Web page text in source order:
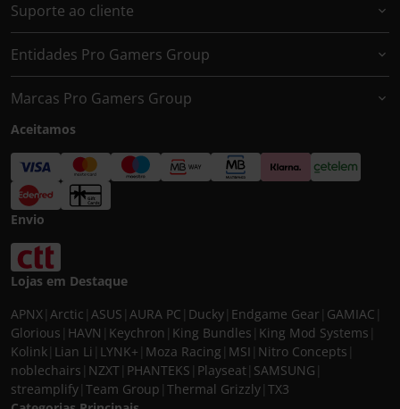
Suporte ao cliente
Entidades Pro Gamers Group
Marcas Pro Gamers Group
Aceitamos
Envio
Lojas em Destaque
APNX Arctic ASUS AURA PC Ducky Endgame Gear GAMIAC
Glorious HAVN Keychron King Bundles King Mod Systems
Kolink Lian Li LYNK+ Moza Racing MSI Nitro Concepts
noblechairs NZXT PHANTEKS Playseat SAMSUNG
streamplify Team Group Thermal Grizzly TX3